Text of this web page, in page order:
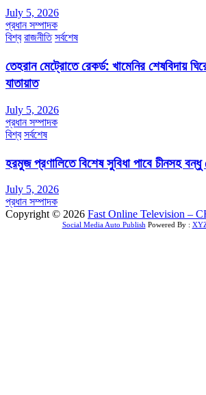
July 5, 2026
প্রধান সম্পাদক
বিশ্ব রাজনীতি সর্বশেষ
তেহরান মেট্রোতে রেকর্ড: খামেনির শেষবিদায়
যাতায়াত
July 5, 2026
প্রধান সম্পাদক
বিশ্ব সর্বশেষ
হরমুজ প্রণালিতে বিশেষ সুবিধা পাবে চীনসহ
July 5, 2026
প্রধান সম্পাদক
Copyright © 2026 Fast Online Television –
Social Media Auto Publish Powered By :